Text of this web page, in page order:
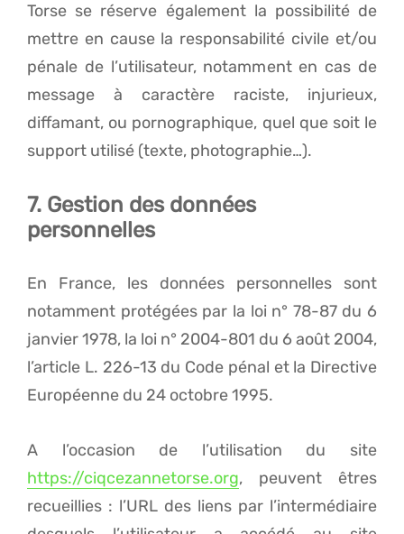
Torse se réserve également la possibilité de
mettre en cause la responsabilité civile et/ou
pénale de l’utilisateur, notamment en cas de
message à caractère raciste, injurieux,
diffamant, ou pornographique, quel que soit le
support utilisé (texte, photographie…).
7. Gestion des données
personnelles
En France, les données personnelles sont
notamment protégées par la loi n° 78-87 du 6
janvier 1978, la loi n° 2004-801 du 6 août 2004,
l’article L. 226-13 du Code pénal et la Directive
Européenne du 24 octobre 1995.
A l’occasion de l’utilisation du site
https://ciqcezannetorse.org, peuvent êtres
recueillies : l’URL des liens par l’intermédiaire